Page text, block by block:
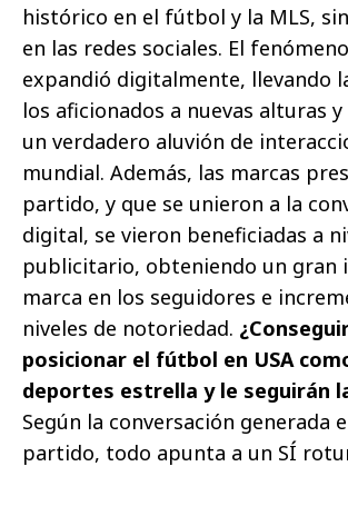
histórico en el fútbol y la MLS,
en las redes sociales. El
expandió digitalmente, llevando
los aficionados a nuevas alturas
un verdadero aluvión de
mundial. Además, las marcas
partido, y que se unieron a la
digital, se vieron beneficiadas a
publicitario, obteniendo un gran
marca en los seguidores e
niveles de notoriedad.
posicionar el fútbol en USA
deportes estrella y le seguirán
Según la conversación generada
partido, todo apunta a un SÍ